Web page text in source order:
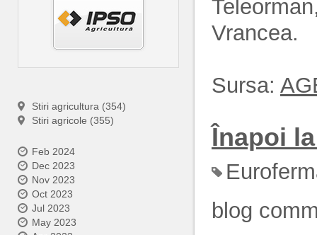
Stiri agricultura (354)
Stiri agricole (355)
Feb 2024
Dec 2023
Nov 2023
Oct 2023
Jul 2023
May 2023
Vrancea.
Sursa:
Înapoi
blog